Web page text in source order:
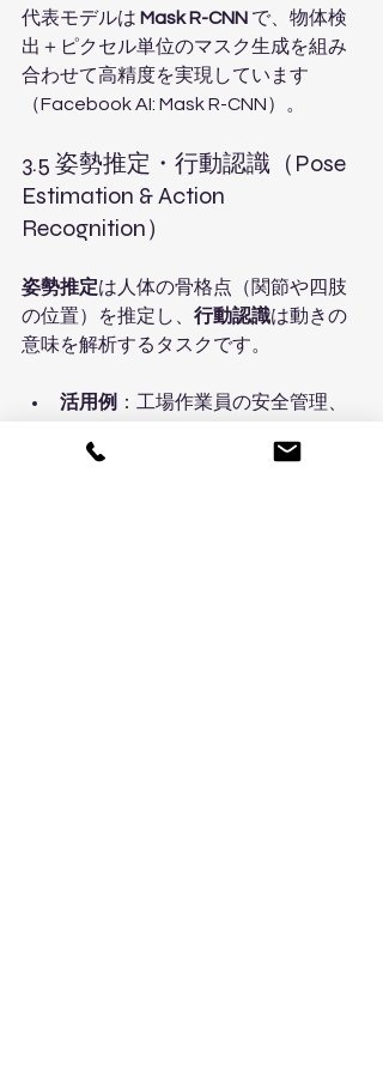
代表モデルは Mask R-CNN で、物体検
出＋ピクセル単位のマスク生成を組み
合わせて高精度を実現しています
（Facebook AI: Mask R-CNN）。
3.5 姿勢推定・行動認識（Pose
Estimation & Action
Recognition）
姿勢推定は人体の骨格点（関節や四肢
の位置）を推定し、 行動認識は動きの
意味を解析するタスクです。
活用例
：工場作業員の安全管理、
リ支援、監視カメラでの不審行動